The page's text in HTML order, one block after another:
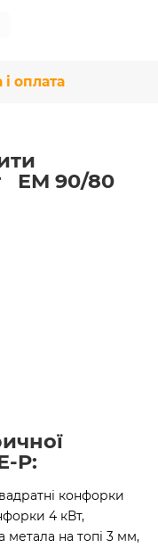
оплата
EM 90/80
P:
конфорки
4 кВт,
метала на топі 3 мм,